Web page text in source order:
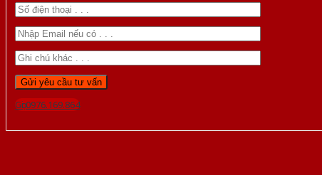
Gọi 0976.169.864